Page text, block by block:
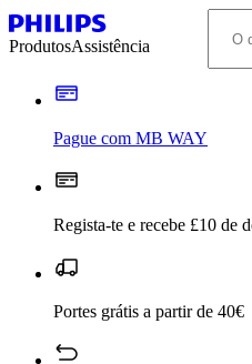
ProdutosAssistência
Pague com MB WAY
Regista-te e recebe £10 de
Portes grátis a partir de 40€